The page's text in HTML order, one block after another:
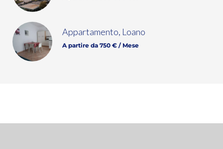
Appartamento, Loano
A partire da 750 € / Mese